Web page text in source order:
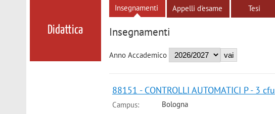
Didattica
Insegnamenti Appelli d'esame Tesi
Insegnamenti
Anno Accademico
88151 - CONTROLLI AUTOMATICI P - 3 cfu
Campus:
Bologna